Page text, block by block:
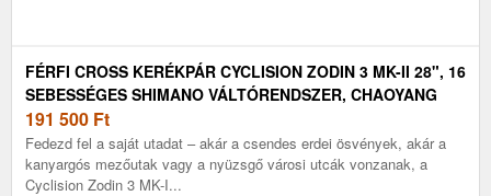
FÉRFI CROSS KERÉKPÁR CYCLISION ZODIN 3 MK-II 28", 16
SEBESSÉGES SHIMANO VÁLTÓRENDSZER, CHAOYANG
MAKO SHARK GUMIABRONCSOK, SHIMANO MECHANIKUS
TÁRCSAFÉK
191 500 Ft
Fedezd fel a saját utadat – akár a csendes erdei ösvények, akár a
kanyargós mezőutak vagy a nyüzsgő városi utcák vonzanak, a
Cyclision Zodin 3 MK-I...